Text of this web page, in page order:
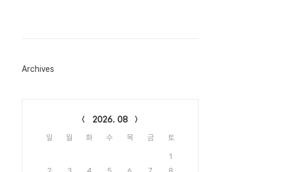
그
Archives
2026. 08
일 월 화 수 목 금 토
1